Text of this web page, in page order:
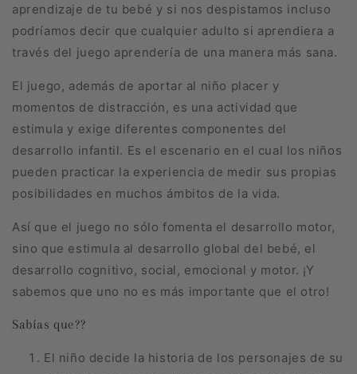
aprendizaje de tu bebé y si nos despistamos incluso
podríamos decir que cualquier adulto si aprendiera a
través del juego aprendería de una manera más sana.
El juego, además de aportar al niño placer y
momentos de distracción, es una actividad que
estimula y exige diferentes componentes del
desarrollo infantil. Es el escenario en el cual los niños
pueden practicar la experiencia de medir sus propias
posibilidades en muchos ámbitos de la vida.
Así que el juego no sólo fomenta el desarrollo motor,
sino que estimula al desarrollo global del bebé, el
desarrollo cognitivo, social, emocional y motor. ¡Y
sabemos que uno no es más importante que el otro!
Sabías que??
El niño decide la historia de los personajes de su